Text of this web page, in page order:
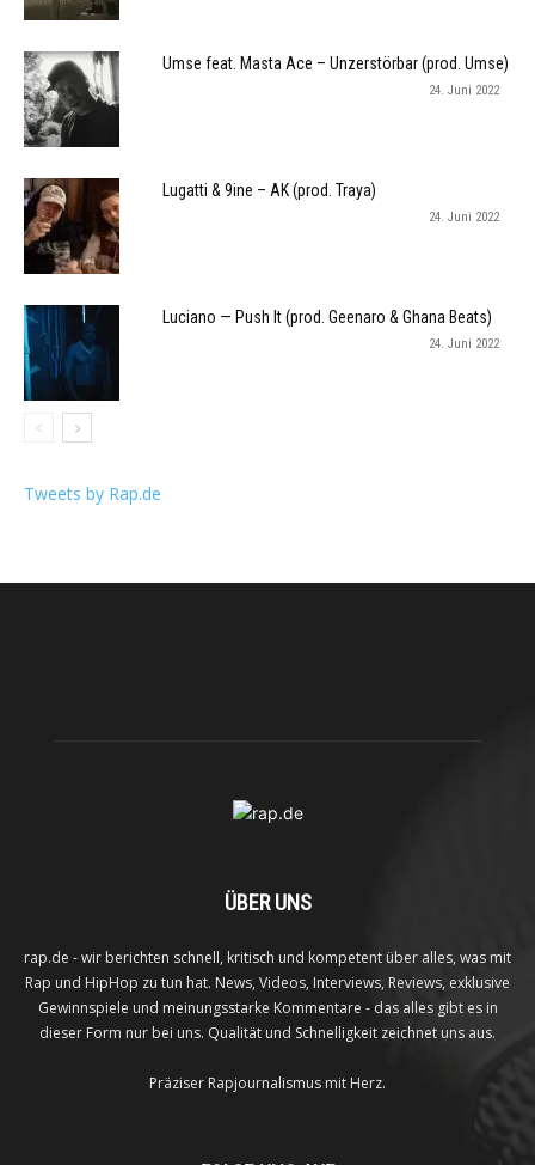
Umse feat. Masta Ace – Unzerstörbar (prod. Umse)
24. Juni 2022
Lugatti & 9ine – AK (prod. Traya)
24. Juni 2022
Luciano — Push It (prod. Geenaro & Ghana Beats)
24. Juni 2022
Tweets by Rap.de
ÜBER UNS
rap.de - wir berichten schnell, kritisch und kompetent über alles, was mit
Rap und HipHop zu tun hat. News, Videos, Interviews, Reviews, exklusive
Gewinnspiele und meinungsstarke Kommentare - das alles gibt es in
dieser Form nur bei uns. Qualität und Schnelligkeit zeichnet uns aus.
Präziser Rapjournalismus mit Herz.